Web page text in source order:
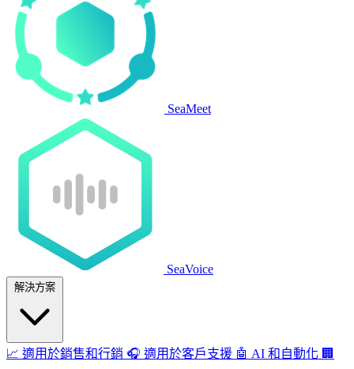
SeaMeet
SeaVoice
解決方案
📈 適用於銷售和行銷 🎧 適用於客戶支援 🤖 AI 和自動化 🏢